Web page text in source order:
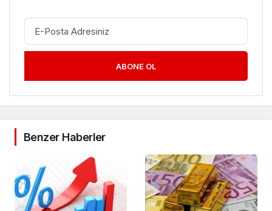
ABONE OL
Benzer Haberler